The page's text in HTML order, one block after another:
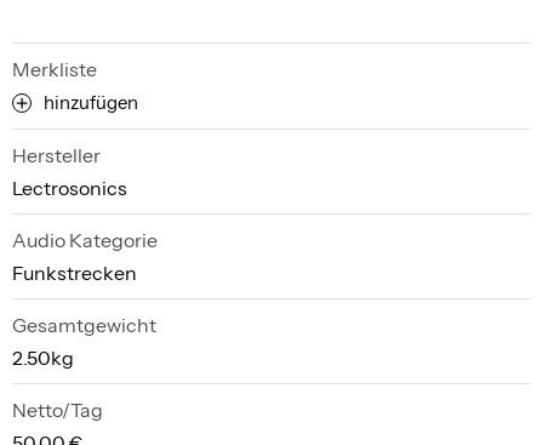
Merkliste
hinzufügen
Hersteller
Lectrosonics
Audio Kategorie
Funkstrecken
Gesamtgewicht
2.50kg
Netto/Tag